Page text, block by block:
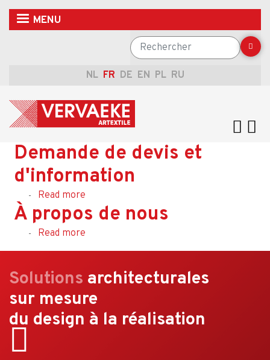
Skip
MENU
Rechercher
NL FR DE EN PL RU
Demande de devis et
d'information
Read moreabout
Demande
et
d'information
À propos de nous
Read moreabout
À
de
Solutions architecturales
sur mesure
du design à la réalisation